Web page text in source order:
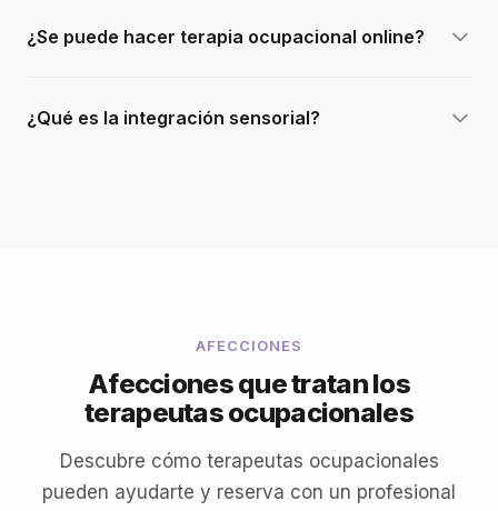
¿Se puede hacer terapia ocupacional online?
¿Qué es la integración sensorial?
AFECCIONES
Afecciones que tratan los
terapeutas ocupacionales
Descubre cómo terapeutas ocupacionales
pueden ayudarte y reserva con un profesional